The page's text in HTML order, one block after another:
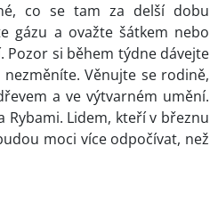
co se tam za delší dobu
gázu a ovažte šátkem nebo
Pozor si během týdne dávejte
Věnujte se rodině,
a ve výtvarném umění.
Rybami. Lidem, kteří v březnu
moci více odpočívat, než